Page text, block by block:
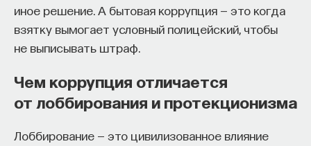
иное решение. А бытовая коррупция — это когда
взятку вымогает условный полицейский, чтобы
не выписывать штраф.
Чем коррупция отличается
от лоббирования и протекционизма
Лоббирование — это цивилизованное влияние